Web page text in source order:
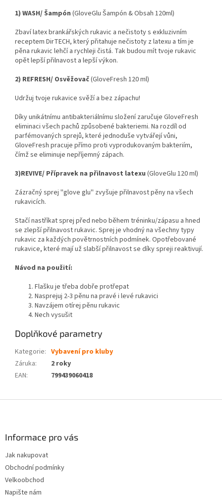
1) WASH/ Šampón (GloveGlu Šampón & Obsah 120ml)
Zbaví latex brankářských rukavic a nečistoty s exkluzivním
receptem DirTECH, který přitahuje nečistoty z latexu a tím je
pěna rukavic lehčí a rychleji čistá. Tak budou mít tvoje rukavic
opět lepší přilnavost a lepší výkon.
2) REFRESH/ Osvěžovač(GloveFresh 120 ml)
Udržuj tvoje rukavice svěží a bez zápachu!
Díky unikátnímu antibakteriálnímu složení zaručuje GloveFresh
eliminaci všech pachů způsobené bakteriemi. Na rozdíl od
parfémovaných sprejů, které jednoduše vytvářejí vůni,
GloveFresh pracuje přímo proti vyprodukovaným bakteriím,
čímž se eliminuje nepříjemný zápach.
3)REVIVE/ Přípravek na přilnavost latexu (GloveGlu 120 ml)
Zázračný sprej ''glove glu'' zvyšuje přilnavost pěny na všech
rukavicích.
Stačí nastříkat sprej před nebo během tréninku/zápasu a hned
se zlepší přilnavost rukavic. Sprej je vhodný na všechny typy
rukavic za každých povětrnostních podmínek. Opotřebované
rukavice, které mají už slabší přilnavost se díky spreji reaktivují.
Návod na použití:
Flašku je třeba dobře protřepat
Nasprejuj 2-3 pěnu na pravé i levé rukavici
Navzájem otírej pěnu rukavic
Nech vysušit
Doplňkové parametry
Kategorie: Vybavení pro kluby
Záruka:
2 roky
EAN: 799439060418
Informace pro vás
Jak nakupovat
Obchodní podmínky
Velkoobchod
Napište nám